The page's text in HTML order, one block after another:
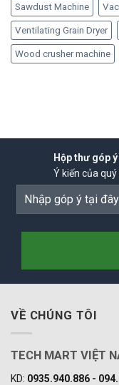
Sawdust Machine
Ventilating Grain Dryer
Wood crusher machine
Hộp thư góp ý
Ý kiến của
VỀ CHÚNG TÔI
TECH MART VIỆT
KD: 0935.940.886 -